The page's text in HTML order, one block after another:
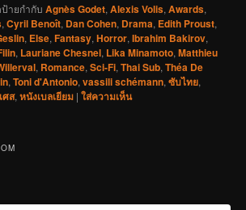
ายกำกับ Agnès Godet,Alexis Volis,Awards,
,Cyril Benoît, Dan Cohen, Drama, Edith Proust,
, Else,Fantasy,Horror,Ibrahim Bakirov,
, Lauriane Chesnel, Lika Minamoto,Matthieu
, Romance,Sci-Fi,Thai Sub,Théa De
,Toni d'Antonio,vassili schémann,ซับไทย,
ศส,หนังเบลเยียม |ใส่ความเห็น